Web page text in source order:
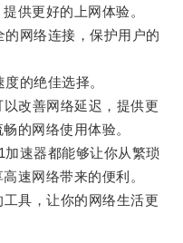
供更好的上网体验。
网络连接，保护用户的
的绝佳选择。
改善网络延迟，提供更
的网络使用体验。
速器都能够让你从繁琐
速网络带来的便利。
具，让你的网络生活更